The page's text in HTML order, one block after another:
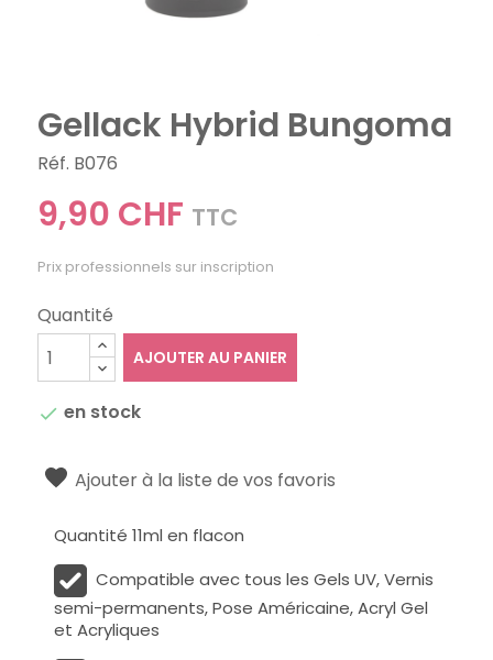
Gellack Hybrid Bungoma
Réf. B076
9,90 CHF TTC
Prix professionnels sur inscription
Quantité
AJOUTER AU PANIER
 en stock
Ajouter à la liste de vos favoris
Quantité 11ml en flacon
Compatible avec tous les Gels UV, Vernis
semi-permanents, Pose Américaine, Acryl Gel
et Acryliques